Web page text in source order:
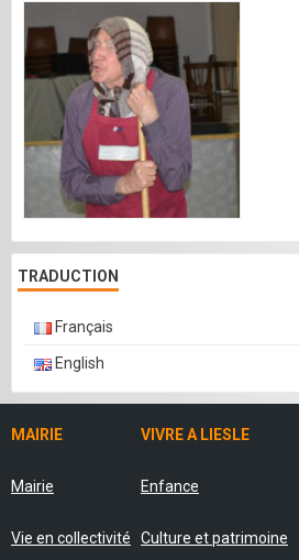
TRADUCTION
Français
English
MAIRIE VIVRE A LIESLE
Mairie Enfance
Vie en collectivité Culture et patrimoine